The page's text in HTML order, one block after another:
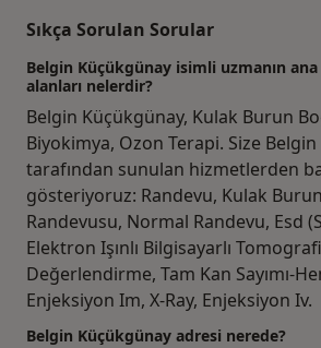
Sıkça Sorulan Sorular
Belgin Küçükgünay isimli uzmanın
alanları nelerdir?
Belgin Küçükgünay, Kulak Burun
Biyokimya, Ozon Terapi. Size
tarafından sunulan hizmetlerden
gösteriyoruz: Randevu, Kulak
Randevusu, Normal Randevu, Esd
Elektron Işınlı Bilgisayarlı
Değerlendirme, Tam Kan Sayımı-
Enjeksiyon Im, X-Ray, Enjeksiyon Iv.
Belgin Küçükgünay adresi nerede?